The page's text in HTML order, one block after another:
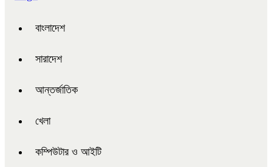
বাংলাদেশ
সারাদেশ
আন্তর্জাতিক
খেলা
কম্পিউটার ও আইটি